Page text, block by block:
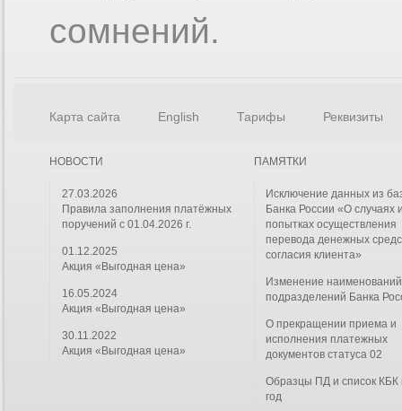
сомнений.
Карта сайта English Тарифы Реквизиты
НОВОСТИ
27.03.2026
Правила заполнения платёжных
поручений с 01.04.2026 г.
01.12.2025
Акция «Выгодная цена»
16.05.2024
Акция «Выгодная цена»
30.11.2022
Акция «Выгодная цена»
ПАМЯТКИ
Исключение данных из
Банка России «О случаях
попытках осуществления
перевода денежных
согласия клиента»
Изменение наименований
подразделений Банка
О прекращении приема и
исполнения платежных
документов статуса 02
Образцы ПД и список КБК
год